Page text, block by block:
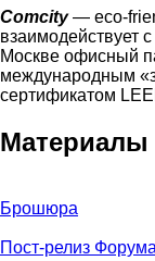
Comcity— eco-
взаимодействует
Москве офисный
международным
сертификатом
Материалы
Брошюра
Пост-релиз